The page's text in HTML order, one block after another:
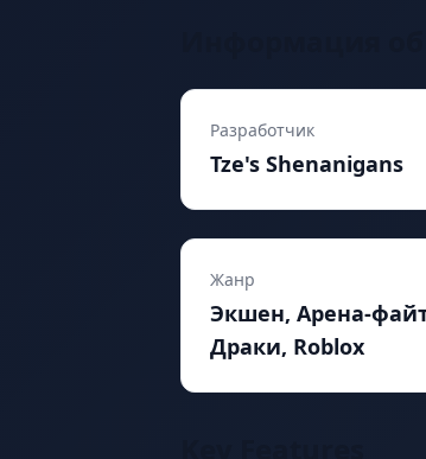
Разработчик
Tze's Shenanigans
Жанр
Экшен, Арена-
Драки, Roblox